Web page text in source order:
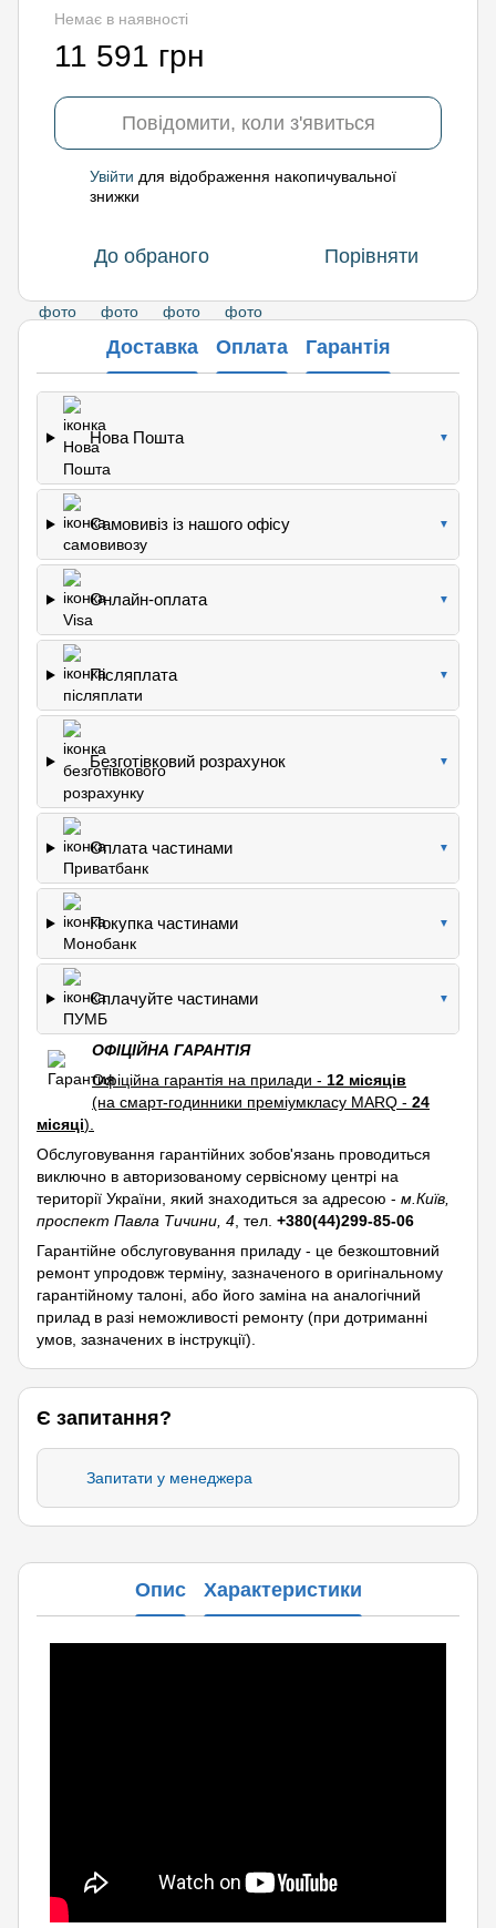
Немає в наявності
11 591 грн
Повідомити, коли з'явиться
Увійти для відображення накопичувальної
знижки
До обраного Порівняти
Доставка Оплата Гарантія
Нова Пошта ▼
Самовивіз із нашого офісу ▼
Онлайн-оплата ▼
Післяплата ▼
Безготівковий розрахунок ▼
Оплата частинами ▼
Покупка частинами ▼
Сплачуйте частинами ▼
ОФІЦІЙНА ГАРАНТІЯ
Офіційна гарантія на прилади - 12 місяців
(на смарт-годинники преміумкласу MARQ - 24
місяці).
Обслуговування гарантійних зобов'язань проводиться
виключно в авторизованому сервісному центрі на
території України, який знаходиться за адресою - м.Київ,
проспект Павла Тичини, 4 , тел. +380(44)299-85-06
Гарантійне обслуговування приладу - це безкоштовний
ремонт упродовж терміну, зазначеного в оригінальному
гарантійному талоні, або його заміна на аналогічний
прилад в разі неможливості ремонту (при дотриманні
умов, зазначених в інструкції).
Є запитання?
Запитати у менеджера
Опис Характеристики